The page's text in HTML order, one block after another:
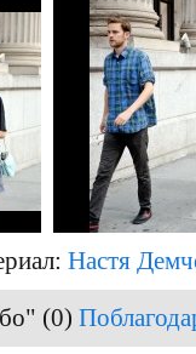
Настя
(0)